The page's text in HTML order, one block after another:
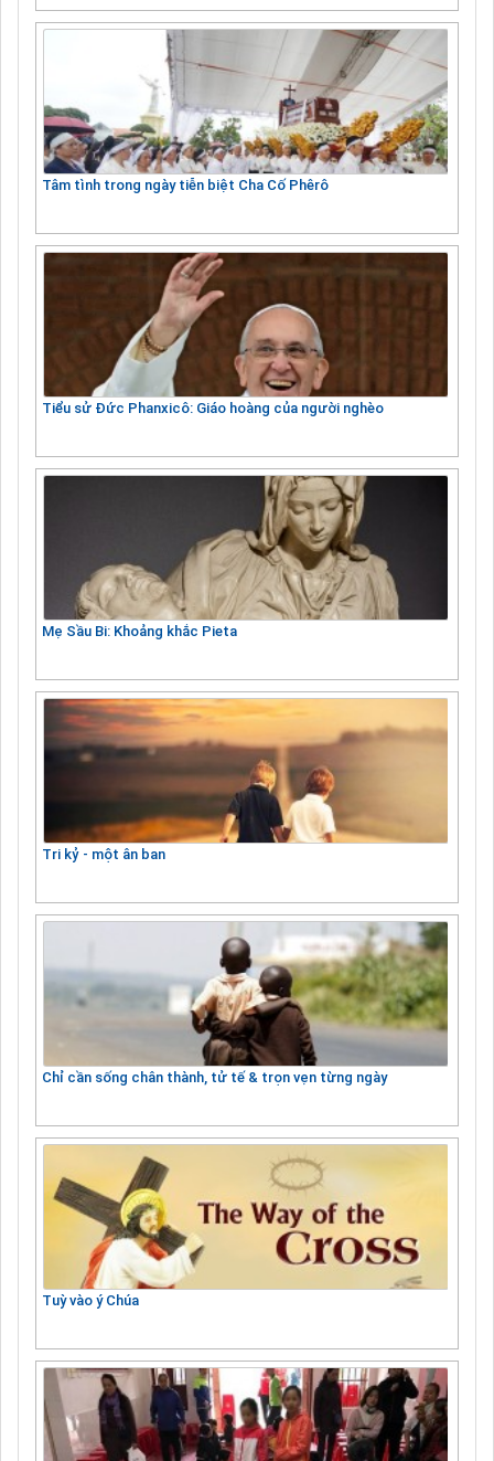
Tâm tình trong ngày tiễn biệt Cha Cố Phêrô
Tiểu sử Đức Phanxicô: Giáo hoàng của người nghèo
Mẹ Sầu Bi: Khoảng khắc Pieta
Tri kỷ - một ân ban
Chỉ cần sống chân thành, tử tế & trọn vẹn từng ngày
Tuỳ vào ý Chúa